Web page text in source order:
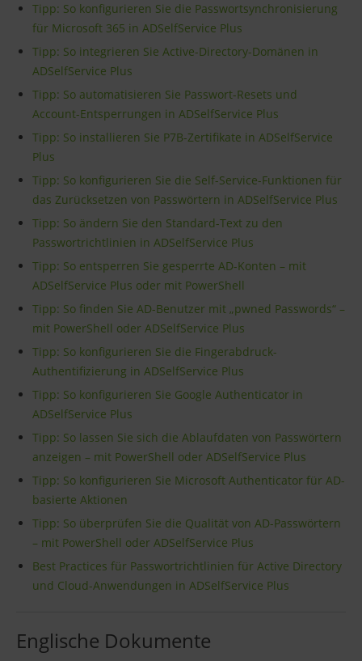
Tipp: So konfigurieren Sie die Passwortsynchronisierung
für Microsoft 365 in ADSelfService Plus
Tipp: So integrieren Sie Active-Directory-Domänen in
ADSelfService Plus
Tipp: So automatisieren Sie Passwort-Resets und
Account-Entsperrungen in ADSelfService Plus
Tipp: So installieren Sie P7B-Zertifikate in ADSelfService
Plus
Tipp: So konfigurieren Sie die Self-Service-Funktionen für
das Zurücksetzen von Passwörtern in ADSelfService Plus
Tipp: So ändern Sie den Standard-Text zu den
Passwortrichtlinien in ADSelfService Plus
Tipp: So entsperren Sie gesperrte AD-Konten – mit
ADSelfService Plus oder mit PowerShell
Tipp: So finden Sie AD-Benutzer mit „pwned Passwords“ –
mit PowerShell oder ADSelfService Plus
Tipp: So konfigurieren Sie die Fingerabdruck-
Authentifizierung in ADSelfService Plus
Tipp: So konfigurieren Sie Google Authenticator in
ADSelfService Plus
Tipp: So lassen Sie sich die Ablaufdaten von Passwörtern
anzeigen – mit PowerShell oder ADSelfService Plus
Tipp: So konfigurieren Sie Microsoft Authenticator für AD-
basierte Aktionen
Tipp: So überprüfen Sie die Qualität von AD-Passwörtern
– mit PowerShell oder ADSelfService Plus
Best Practices für Passwortrichtlinien für Active Directory
und Cloud-Anwendungen in ADSelfService Plus
Englische Dokumente